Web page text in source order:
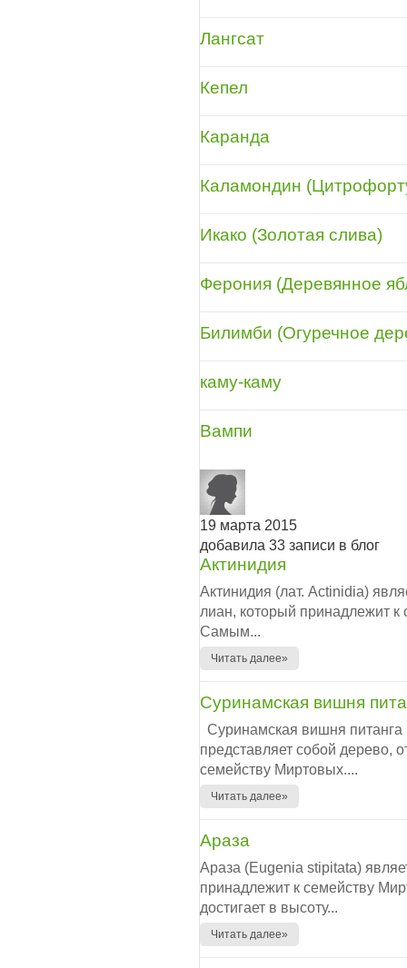
Лангсат
Кепел
Каранда
Каламондин
Икако (Золотая слива)
Ферония (Деревянное
Билимби (Огуречное
каму-каму
Вампи
19 марта 2015
добавила 33 записи в блог
Актинидия
Актинидия (лат. Actinidia)
лиан, который принадлежит
Самым...
Читать далее»
Cуринамская вишня
Cуринамская вишня
представляет собой дерево,
семейству Миртовых....
Читать далее»
Араза
Араза (Eugenia stipitata)
принадлежит к семейству
достигает в высоту...
Читать далее»